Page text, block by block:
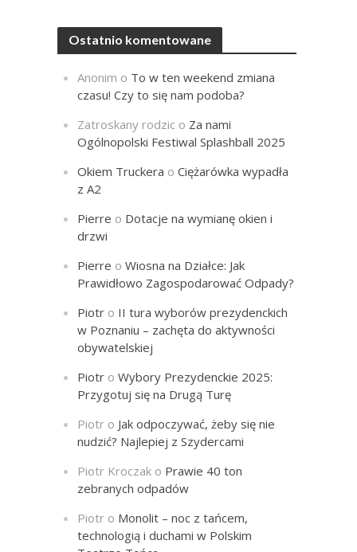
Ostatnio komentowane
Anonim o To w ten weekend zmiana
czasu! Czy to się nam podoba?
Zatroskany rodzic o Za nami
Ogólnopolski Festiwal Splashball 2025
Okiem Truckera oCiężarówka wypadła
z A2
Pierre o Dotacje na wymianę okien i
drzwi
Pierre oWiosna na Działce: Jak
Prawidłowo Zagospodarować Odpady?
Piotr o II tura wyborów prezydenckich
w Poznaniu – zachęta do aktywności
obywatelskiej
Piotr oWybory Prezydenckie 2025:
Przygotuj się na Drugą Turę
Piotr o Jak odpoczywać, żeby się nie
nudzić? Najlepiej z Szydercami
Piotr Kroczak o Prawie 40 ton
zebranych odpadów
Piotr o Monolit – noc z tańcem,
technologią i duchami w Polskim